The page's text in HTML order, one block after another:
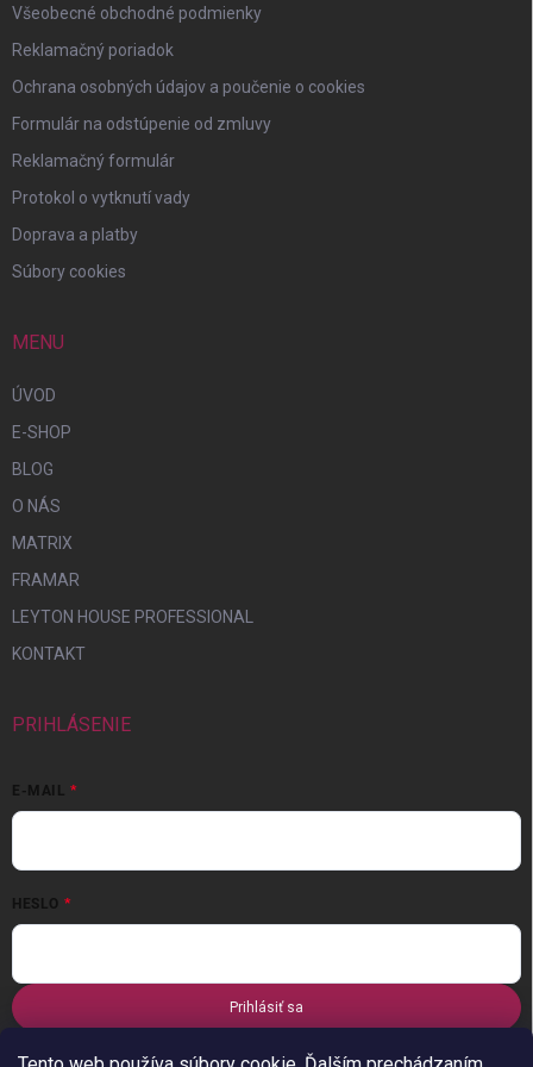
Všeobecné obchodné podmienky
Reklamačný poriadok
Ochrana osobných údajov a poučenie o cookies
Formulár na odstúpenie od zmluvy
Reklamačný formulár
Protokol o vytknutí vady
Doprava a platby
Súbory cookies
MENU
ÚVOD
E-SHOP
BLOG
O NÁS
MATRIX
FRAMAR
LEYTON HOUSE PROFESSIONAL
KONTAKT
PRIHLÁSENIE
E-MAIL
HESLO
Prihlásiť sa